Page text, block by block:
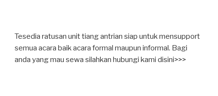
Tesedia ratusan unit tiang antrian siap untuk mensupport
semua acara baik acara formal maupun informal. Bagi
anda yang mau sewa silahkan hubungi kami disini>>>